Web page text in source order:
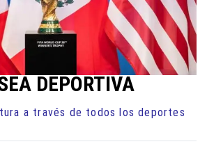
DEPORTIVA
a través de todos los deportes